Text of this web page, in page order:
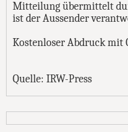
Mitteilung übermittelt
ist der Aussender
Kostenloser Abdruck mit
Quelle: IRW-Press